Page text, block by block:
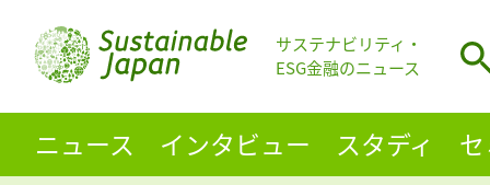
サステナビリティ・
ESG金融のニュース
ニュース インタビュー スタディ